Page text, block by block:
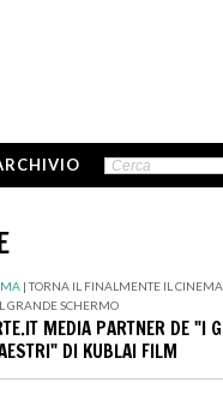
|TORNA IL FINALMENTE IL
GRANDE SCHERMO
MEDIA PARTNER DE "I
DI KUBLAI FILM